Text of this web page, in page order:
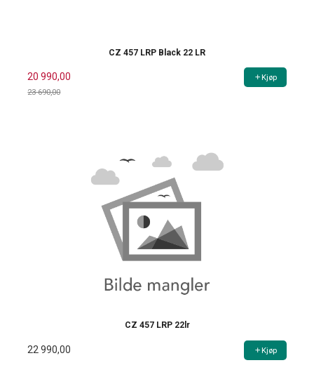
CZ 457 LRP Black 22 LR
20 990,00
23 690,00
Kjøp
CZ 457 LRP 22lr
22 990,00 Kjøp